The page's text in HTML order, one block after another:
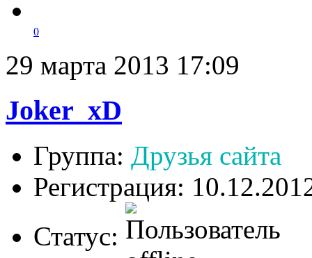
0
29 марта 2013 17:09
Joker_xD
Группа: Друзья сайта
Регистрация:
Статус: